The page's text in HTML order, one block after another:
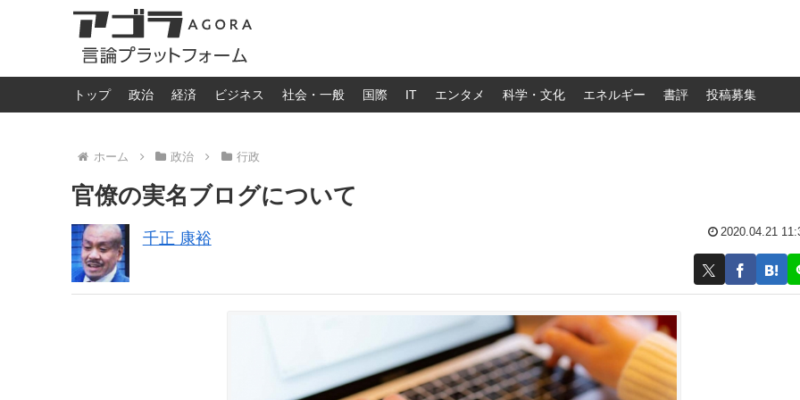
トップ 政治 経済 ビジネス 社会・一般 国際 IT エンタメ 科学・文化 エネルギー 書評 投稿募集
ホーム 政治 行政
官僚の実名ブログについて
千正 康裕 2020.04.21